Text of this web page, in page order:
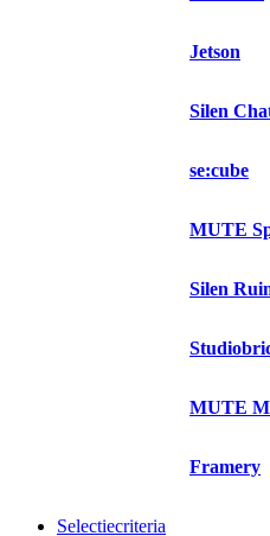
Jetson
Silen
se:cube
MUTE
Silen
MUTE
Framery
Selectiecriteria